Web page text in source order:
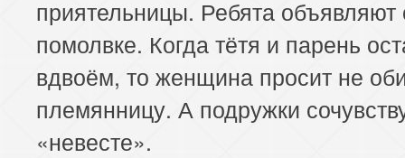
приятельницы. Ребята объявляют
помолвке. Когда тётя и парень
вдвоём, то женщина просит не
племянницу. А подружки
«невесте».